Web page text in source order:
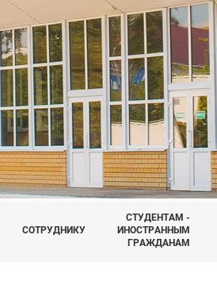
СОТРУДНИКУ
СТУДЕНТАМ -
ИНОСТРАННЫМ
ГРАЖДАНАМ